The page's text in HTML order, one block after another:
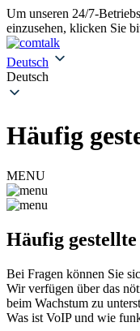
Um unseren 24/7-
einzusehen, klicken Sie
Deutsch
Deutsch
Häufig
MENU
Häufig
Bei Fragen können Sie
Wir verfügen über das
beim Wachstum zu
Was ist VoIP und wie